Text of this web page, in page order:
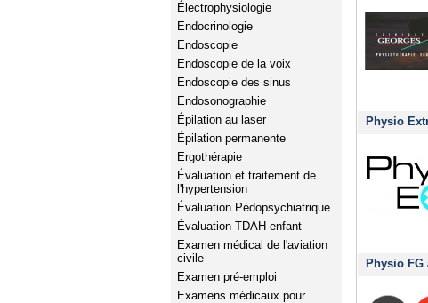
Électrophysiologie
Endocrinologie
Endoscopie
Endoscopie de la voix
Endoscopie des sinus
Endosonographie
Épilation au laser
Épilation permanente
Ergothérapie
Évaluation et traitement de
l'hypertension
Évaluation Pédopsychiatrique
Évaluation TDAH enfant
Examen médical de l'aviation
civile
Examen pré-emploi
Examens médicaux pour
Physio
Physio FG